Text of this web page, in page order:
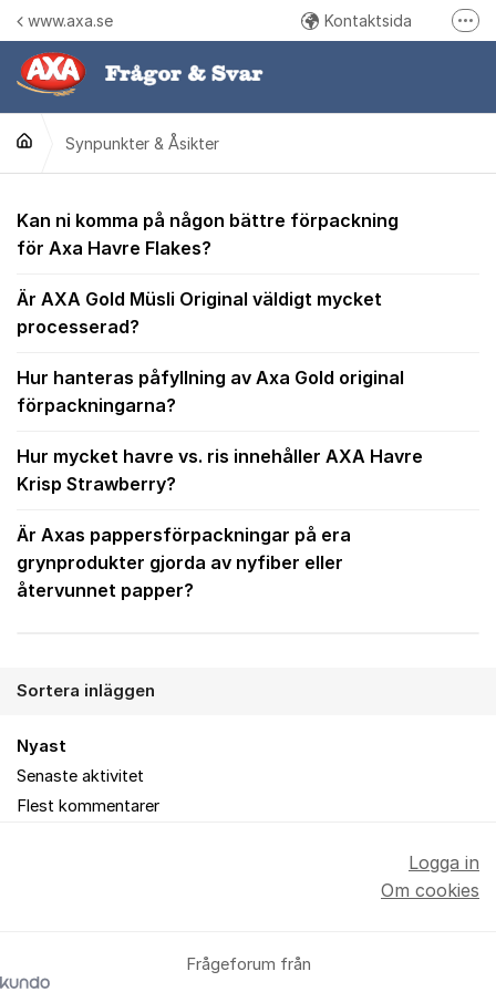
Hoppa till innehåll
www.axa.se Kontaktsida
Synpunkter & Åsikter
Synpunkter & Åsikter
Kan ni komma på någon bättre förpackning
för Axa Havre Flakes?
Är AXA Gold Müsli Original väldigt mycket
processerad?
Hur hanteras påfyllning av Axa Gold original
förpackningarna?
Hur mycket havre vs. ris innehåller AXA Havre
Krisp Strawberry?
Är Axas pappersförpackningar på era
grynprodukter gjorda av nyfiber eller
återvunnet papper?
Sortera inläggen
Nyast
Senaste aktivitet
Flest kommentarer
Frågeforum från
Logga in
Om cookies